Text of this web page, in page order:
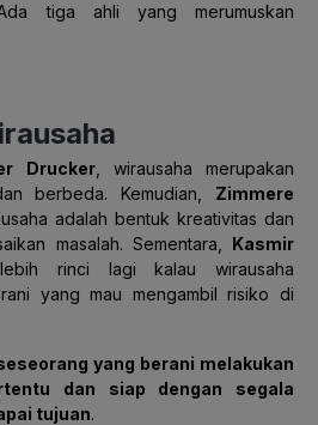
tiga ahli yang merumuskan
Drucker, wirausaha merupakan
berbeda.Kemudian, Zimmere
adalah bentuk kreativitas dan
masalah. Sementara, Kasmir
rinci lagi kalau wirausaha
yang mau mengambil risiko di
yang berani melakukan
dan siap dengan segala
tujuan.